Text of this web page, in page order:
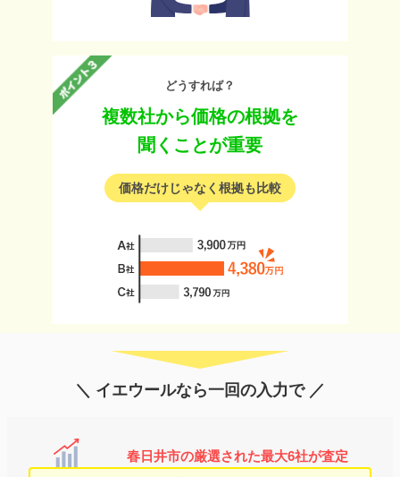
どうすれば？
複数社から価格の根拠を
聞くことが重要
価格だけじゃなく根拠も比較
＼ イエウールなら一回の入力で ／
春日井市の厳選された最大6社が査定